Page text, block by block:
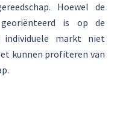
Hoewel de
is op de
markt niet
kunnen profiteren van